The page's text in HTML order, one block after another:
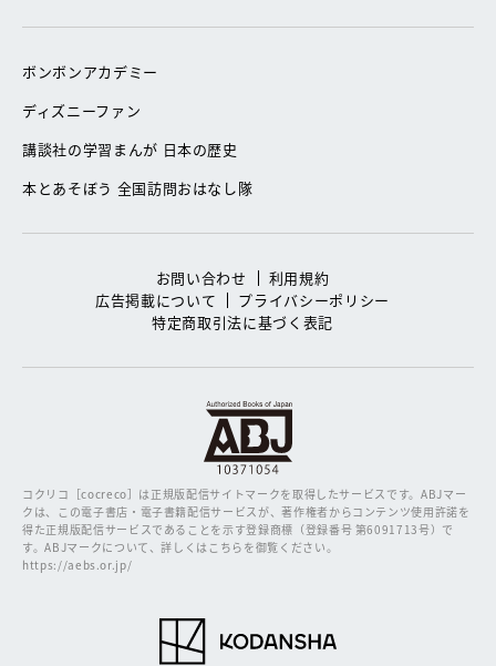
ボンボンアカデミー
ディズニーファン
講談社の学習まんが 日本の歴史
本とあそぼう 全国訪問おはなし隊
お問い合わせ
利用規約
広告掲載について
プライバシーポリシー
特定商取引法に基づく表記
コクリコ［cocreco］は正規版配信サイトマークを取得したサービスです。ABJマー
クは、この電子書店・電子書籍配信サービスが、著作権者からコンテンツ使用許諾を
得た正規版配信サービスであることを示す登録商標（登録番号 第6091713号）で
す。ABJマークについて、詳しくはこちらを御覧ください。
https://aebs.or.jp/